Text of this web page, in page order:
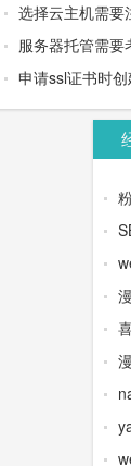
选择云主机需要
服务器托管需要
申请ssl证书时